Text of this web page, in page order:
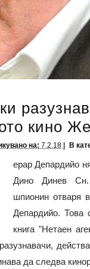
кино
на: 7.2.18 В
ерар Депардийо
Дино Динев Сн.
шпионин отваря
Депардийо. Това
книга "Нетаен
да следва